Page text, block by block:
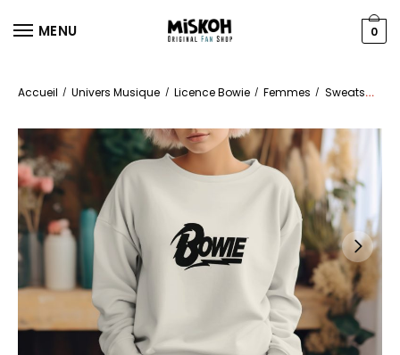
MENU 0
Accueil / Univers Musique / Licence Bowie / Femmes / Sweats